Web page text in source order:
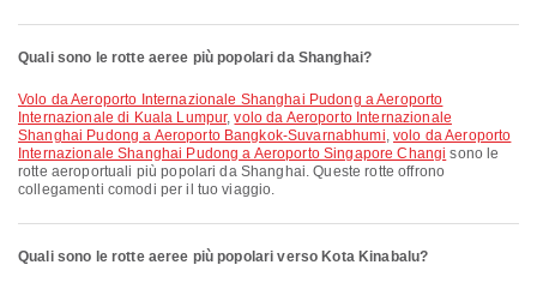
Quali sono le rotte aeree più popolari da Shanghai?
volo da Aeroporto Internazionale Shanghai Pudong a Aeroporto
Internazionale di Kuala Lumpur,volo da Aeroporto Internazionale
Shanghai Pudong a Aeroporto Bangkok-Suvarnabhumi,volo da Aeroporto
Internazionale Shanghai Pudong a Aeroporto Singapore Changi sono le
rotte aeroportuali più popolari da Shanghai. Queste rotte offrono
collegamenti comodi per il tuo viaggio.
Quali sono le rotte aeree più popolari verso Kota Kinabalu?